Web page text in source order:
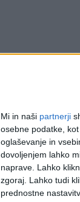
Mi in naši partnerji
osebne podatke,
oglaševanje in
dovoljenjem lahko
naprave. Lahko
zgoraj. Lahko tudi
prednostne